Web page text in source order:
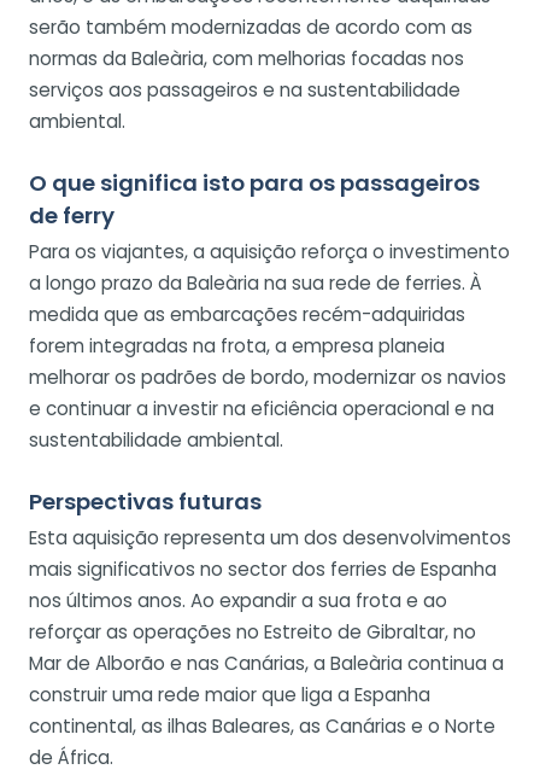
serão também modernizadas de acordo com as
normas da Baleària, com melhorias focadas nos
serviços aos passageiros e na sustentabilidade
ambiental.
O que significa isto para os passageiros
de ferry
Para os viajantes, a aquisição reforça o investimento
a longo prazo da Baleària na sua rede de ferries. À
medida que as embarcações recém-adquiridas
forem integradas na frota, a empresa planeia
melhorar os padrões de bordo, modernizar os navios
e continuar a investir na eficiência operacional e na
sustentabilidade ambiental.
Perspectivas futuras
Esta aquisição representa um dos desenvolvimentos
mais significativos no sector dos ferries de Espanha
nos últimos anos. Ao expandir a sua frota e ao
reforçar as operações no Estreito de Gibraltar, no
Mar de Alborão e nas Canárias, a Baleària continua a
construir uma rede maior que liga a Espanha
continental, as ilhas Baleares, as Canárias e o Norte
de África.